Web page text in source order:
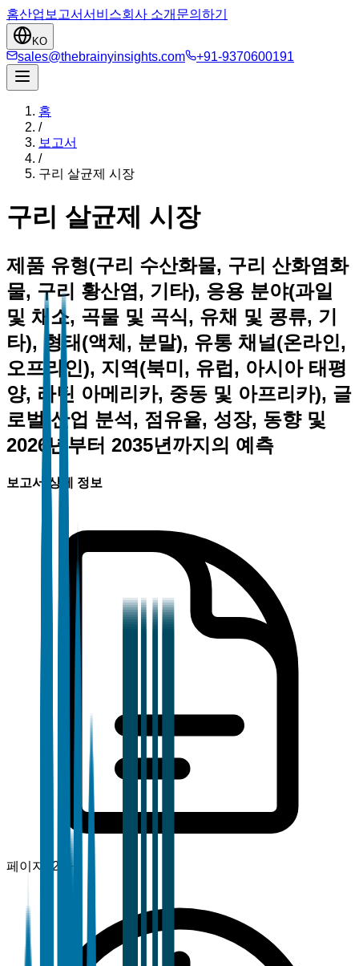
홈산업 보고서서비스회사 소개 문의하기
KO
sales@thebrainyinsights.com +91-9370600191
홈
/
보고서
/
구리 살균제 시장
구리 살균제 시장
제품 유형(구리 수산화물, 구리 산화염화
물, 구리 황산염, 기타), 응용 분야(과일
및 채소, 곡물 및 곡식, 유채 및 콩류, 기
타), 형태(액체, 분말), 유통 채널(온라인,
오프라인), 지역(북미, 유럽, 아시아 태평
양, 라틴 아메리카, 중동 및 아프리카), 글
로벌 산업 분석, 점유율, 성장, 동향 및
2026년부터 2035년까지의 예측
보고서 상세 정보
페이지 120+